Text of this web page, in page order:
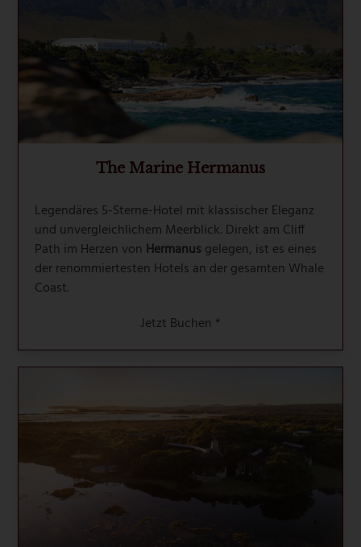
The Marine Hermanus
Legendäres 5-Sterne-Hotel mit klassischer Eleganz
und unvergleichlichem Meerblick. Direkt am Cliff
Path im Herzen von Hermanus gelegen, ist es eines
der renommiertesten Hotels an der gesamten Whale
Coast.
Jetzt Buchen *